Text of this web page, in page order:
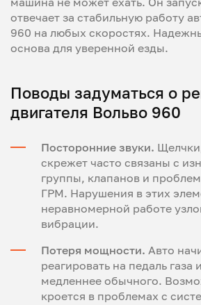
отвечает за стабильную работу
960 на любых скоростях.
основа для уверенной езды.
Поводы задуматься о
двигателя Вольво 960
Посторонние звуки.
скрежет часто связаны с
группы, клапанов и
ГРМ. Нарушения в этих
неравномерной работе
вибрации.
Потеря мощности. Авто
реагировать на педаль газа
медленнее обычного.
кроется в проблемах с